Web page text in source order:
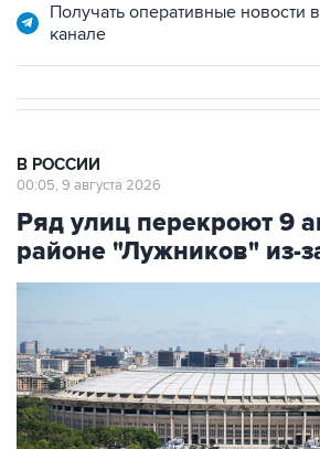
Получать оперативные новости
канале
В РОССИИ
00:05, 9 августа 2026
Ряд улиц перекроют 9
районе "Лужников" из-